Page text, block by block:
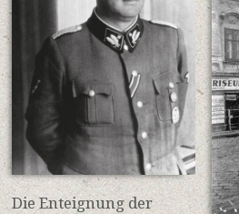
Die Enteignung der